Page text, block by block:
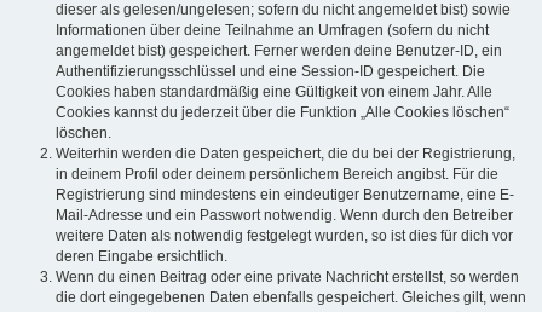
dieser als gelesen/ungelesen; sofern du nicht angemeldet bist) sowie
Informationen über deine Teilnahme an Umfragen (sofern du nicht
angemeldet bist) gespeichert. Ferner werden deine Benutzer-ID, ein
Authentifizierungsschlüssel und eine Session-ID gespeichert. Die
Cookies haben standardmäßig eine Gültigkeit von einem Jahr. Alle
Cookies kannst du jederzeit über die Funktion „Alle Cookies löschen“
löschen.
Weiterhin werden die Daten gespeichert, die du bei der Registrierung,
in deinem Profil oder deinem persönlichem Bereich angibst. Für die
Registrierung sind mindestens ein eindeutiger Benutzername, eine E-
Mail-Adresse und ein Passwort notwendig. Wenn durch den Betreiber
weitere Daten als notwendig festgelegt wurden, so ist dies für dich vor
deren Eingabe ersichtlich.
Wenn du einen Beitrag oder eine private Nachricht erstellst, so werden
die dort eingegebenen Daten ebenfalls gespeichert. Gleiches gilt, wenn